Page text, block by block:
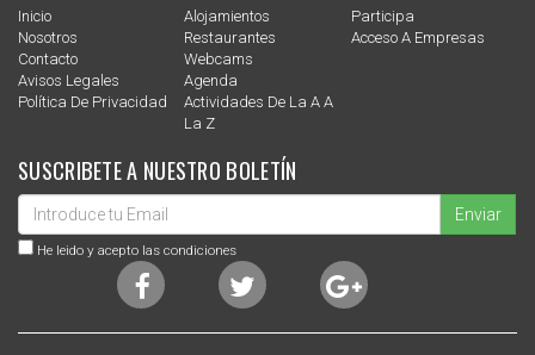
Inicio
Nosotros
Contacto
Avisos Legales
Política De Privacidad
Alojamientos
Restaurantes
Webcams
Agenda
Actividades De La A A
La Z
Participa
Acceso A Empresas
SUSCRIBETE A NUESTRO BOLETÍN
Enviar
He leido y acepto las condiciones